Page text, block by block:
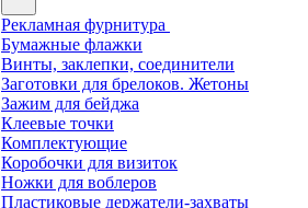
Рекламная фурнитура
Бумажные флажки
Винты, заклепки, соединители
Заготовки для брелоков. Жетоны
Зажим для бейджа
Клеевые точки
Комплектующие
Коробочки для визиток
Ножки для воблеров
Пластиковые держатели-захваты